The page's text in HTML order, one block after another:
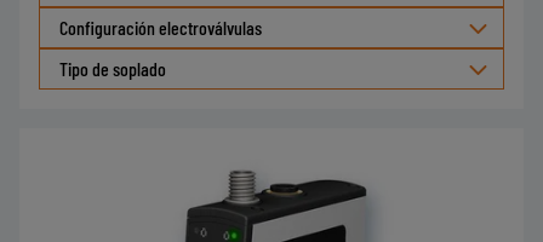
Configuración electroválvulas
Tipo de soplado